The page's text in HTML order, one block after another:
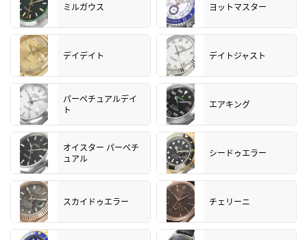
ミルガウス ヨットマスター
デイデイト デイトジャスト
パーペチュアルデイ
ト
エアキング
オイスター パーペチ
ュアル
シードゥエラー
スカイドゥエラー チェリーニ